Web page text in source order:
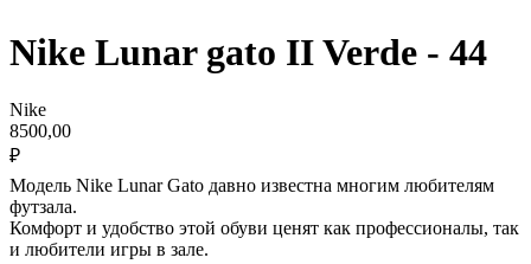
Nike Lunar gato II Verde - 44
Nike
8500,00
₽
Модель Nike Lunar Gato давно известна многим любителям
футзала.
Комфорт и удобство этой обуви ценят как профессионалы, так
и любители игры в зале.